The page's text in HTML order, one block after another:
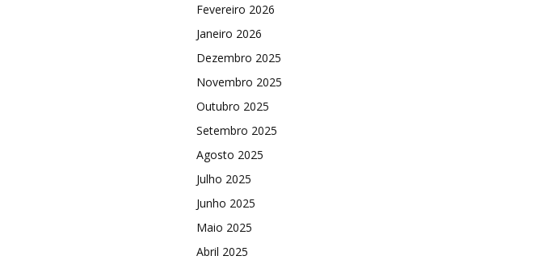
Fevereiro 2026
Janeiro 2026
Dezembro 2025
Novembro 2025
Outubro 2025
Setembro 2025
Agosto 2025
Julho 2025
Junho 2025
Maio 2025
Abril 2025